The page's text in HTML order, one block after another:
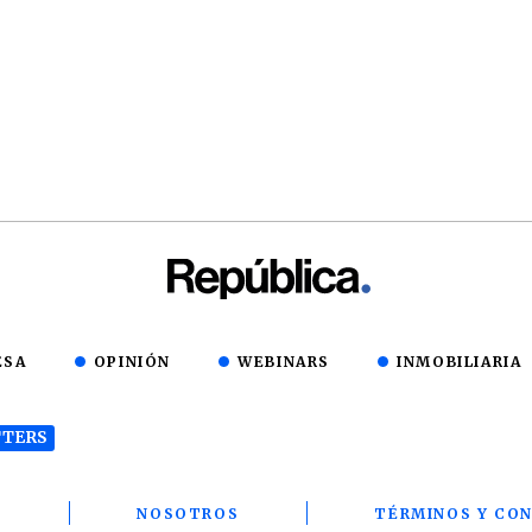
OPINIÓN WEBINARS INMOBILIARIA
NOSOTROS TÉRMINOS Y